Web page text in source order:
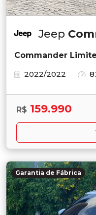
Jeep
Commander
2022/2022
R$ 159.990
Garantia de Fábrica